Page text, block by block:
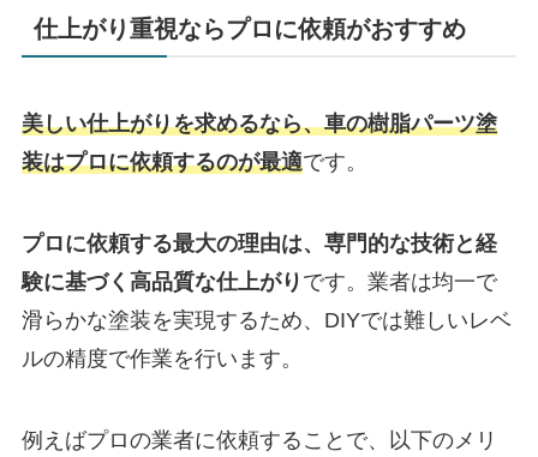
仕上がり重視ならプロに依頼がおすすめ
美しい仕上がりを求めるなら、車の樹脂パーツ塗
装はプロに依頼するのが最適です。
プロに依頼する最大の理由は、専門的な技術と経
験に基づく高品質な仕上がり です。 業者は均一で
滑らかな塗装を実現するため、DIYでは難しいレベ
ルの精度で作業を行います。
例えばプロの業者に依頼することで、以下のメリ